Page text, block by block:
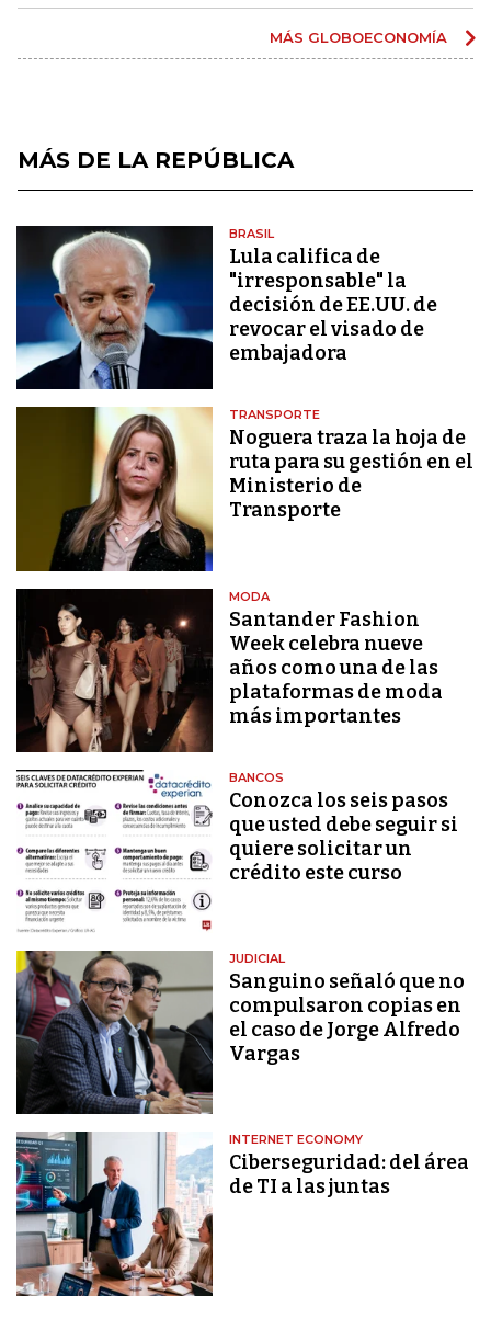
MÁS GLOBOECONOMÍA
MÁS DE LA REPÚBLICA
BRASIL
Lula califica de
"irresponsable" la
decisión de EE.UU. de
revocar el visado de
embajadora
TRANSPORTE
Noguera traza la hoja de
ruta para su gestión en el
Ministerio de
Transporte
MODA
Santander Fashion
Week celebra nueve
años como una de las
plataformas de moda
más importantes
BANCOS
Conozca los seis pasos
que usted debe seguir si
quiere solicitar un
crédito este curso
JUDICIAL
Sanguino señaló que no
compulsaron copias en
el caso de Jorge Alfredo
Vargas
INTERNET ECONOMY
Ciberseguridad: del área
de TI a las juntas